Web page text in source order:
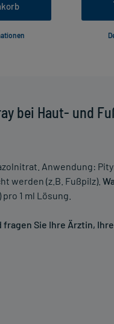
bei Haut- und
Anwendung:
werden (z.B. Fußpilz).
1 ml Lösung.
Sie Ihre Ärztin,